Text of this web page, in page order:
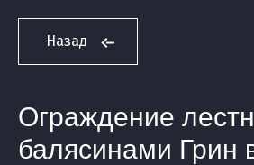
Назад
Ограждение
балясинами Грин